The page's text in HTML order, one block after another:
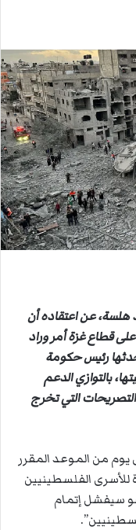
هلسة، عن اعتقاده أن
قطاع غزة أمر وراد
رئيس حكومة
بالتوازي الدعم
التي تخرج
من الموعد المقرر
للأسرى الفلسطينيين
سيفشل إتمام